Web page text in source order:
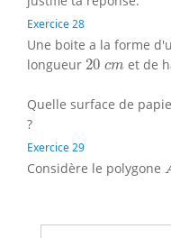
Exercice 28
Une boite a la forme
longueur 20 cm
20 cmet de
Quelle surface de
?
Exercice 29
Considère le polygone